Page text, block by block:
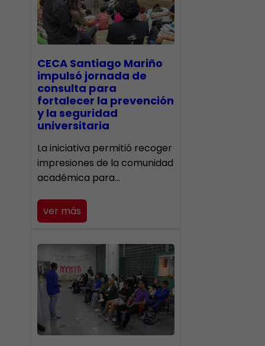
CECA Santiago Mariño
impulsó jornada de
consulta para
fortalecer la prevención
y la seguridad
universitaria
La iniciativa permitió recoger
impresiones de la comunidad
académica para…
ver más